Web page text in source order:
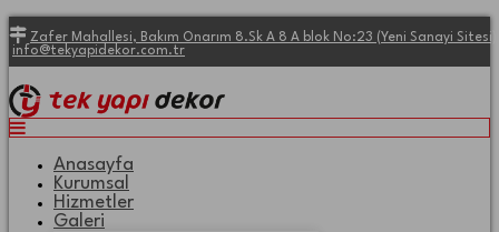
Zafer Mahallesi, Bakım Onarım 8.Sk A 8 A blok No:23 (Yeni Sanayi Sitesi)
info@tekyapidekor.com.tr
Anasayfa
Kurumsal
Hizmetler
Galeri